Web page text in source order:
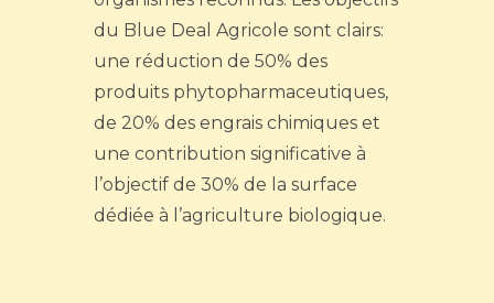
du Blue Deal Agricole sont clairs:
une réduction de 50% des
produits phytopharmaceutiques,
de 20% des engrais chimiques et
une contribution significative à
l’objectif de 30% de la surface
dédiée à l’agriculture biologique.